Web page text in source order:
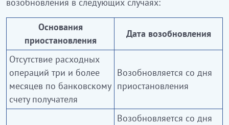
Основания
приостановления
Дата возобновления
Отсутствие расходных
операций три и более
месяцев по банковскому
счету получателя
Возобновляется со дня
приостановления
Возобновляется со дня